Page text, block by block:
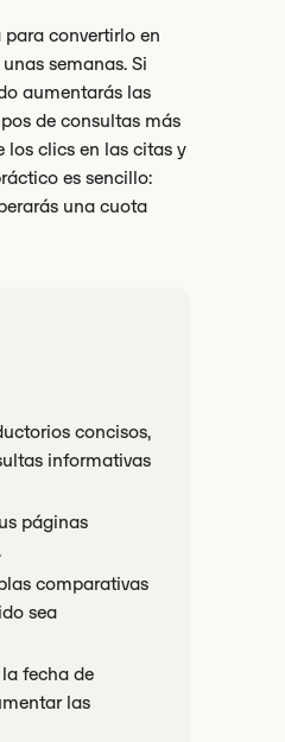
convertirlo en
semanas. Si
aumentarás las
de consultas más
los clics en las citas y
es sencillo:
una cuota
concisos,
informativas
páginas
comparativas
sea
fecha de
las